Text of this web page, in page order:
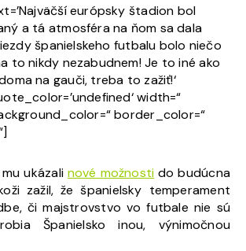
európsky štadion bol
a tá atmosféra na ňom sa dala
španielskeho futbalu bolo niečo
to nikdy nezabudnem! Je to iné ako
na gauči, treba to zažiť!‘
width=“
border_color=“
ukázali nové možnosti do budúcna
zažil, že španielsky temperament
či majstrovstvo vo futbale nie sú
Španielsko inou, výnimočnou